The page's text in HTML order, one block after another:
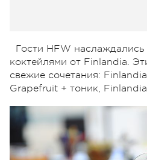
Гости HFW
коктейлями от Finlandia.
свежие сочетания:
Grapefruit + тоник,